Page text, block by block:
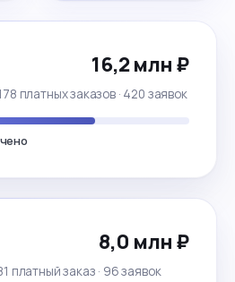
16,2 млн ₽
платных заказов · 420 заявок
8,0 млн ₽
платный заказ · 96 заявок